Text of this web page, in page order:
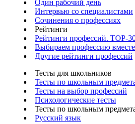
Один рабочий день
Интервью со специалистами
Сочинения о профессиях
Рейтинги
Рейтинги профессий. TOP-
Выбираем профессию вместе
Другие рейтинги профессий
Тесты для школьников
Тесты по школьным
Тесты на выбор профессий
Психологические тесты
Тесты по школьным
Русский язык